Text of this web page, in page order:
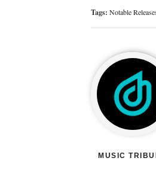
Tags: Notable
MUSIC